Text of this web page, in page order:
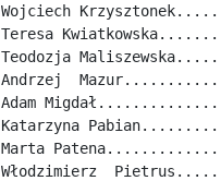
Wojciech
Teresa
Teodozja
Andrzej
Adam
Katarzyna
Marta
Włodzimierz